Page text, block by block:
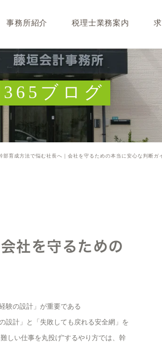
事務所紹介
務所･スタッフ紹介
募集
税理士業務案内
なぜ税理士が必要なのか
キャッシュフロー経営に
開業･経営支援について
相続について･事業承継に
365ブログ
部育成方法で悩む社長へ｜会社を守るための本当に安心な判断ガ
社を守るための
験の設計」が重要である
設計」と「失敗しても戻れる安全網」を
しい仕事を丸投げ”するやり方では、幹